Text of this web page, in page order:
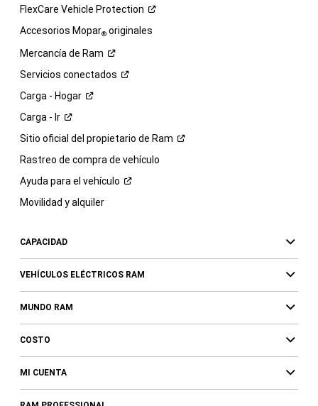
FlexCare Vehicle Protection
Accesorios Mopar®originales
Mercancía de Ram
Servicios conectados
Carga - Hogar
Carga - Ir
Sitio oficial del propietario de Ram
Rastreo de compra de vehículo
Ayuda para el vehículo
Movilidad y alquiler
CAPACIDAD
VEHÍCULOS ELÉCTRICOS RAM
MUNDO RAM
COSTO
MI CUENTA